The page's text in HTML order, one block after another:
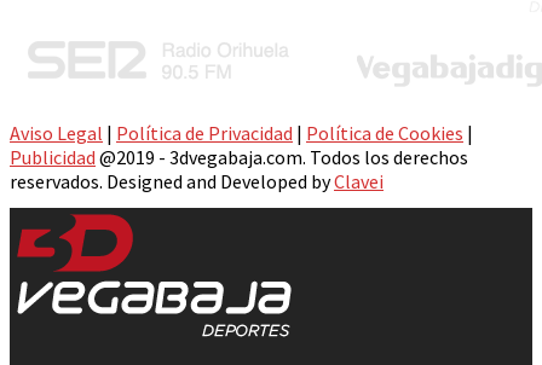
Aviso Legal | Política de Privacidad | Política de Cookies |
Publicidad @2019 - 3dvegabaja.com. Todos los derechos
reservados. Designed and Developed byClavei